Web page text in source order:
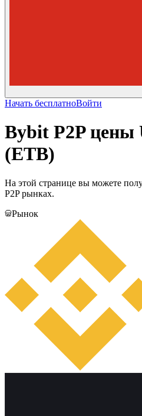
Начать бесплатноВойти
Bybit P2P цены
(ETB)
На этой странице вы можете
P2P рынках.
Рынок